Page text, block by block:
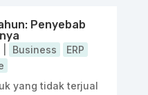
Penyebab
| Business
ERP
yang tidak terjual